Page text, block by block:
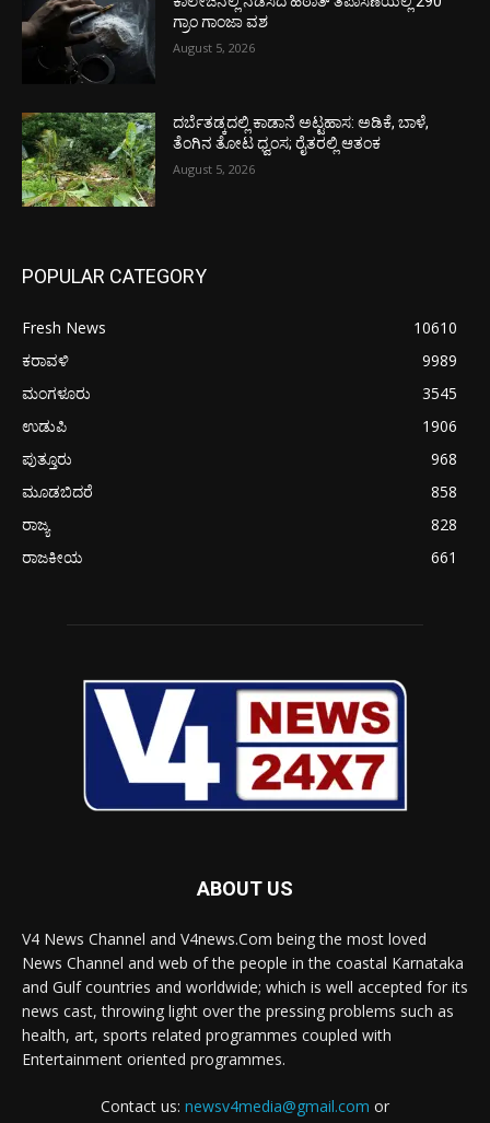
ಗ್ರಾಂ ಗಾಂಜಾ ವಶ
August 5, 2026
ದರ್ಬೆತಡ್ಕದಲ್ಲಿ ಕಾಡಾನೆ ಅಟ್ಟಹಾಸ: ಅಡಿಕೆ, ಬಾಳೆ,
ತೆಂಗಿನ ತೋಟ ಧ್ವಂಸ; ರೈತರಲ್ಲಿ ಆತಂಕ
August 5, 2026
POPULAR CATEGORY
Fresh News
10610
ಕರಾವಳಿ
9989
ಮಂಗಳೂರು
3545
ಉಡುಪಿ
1906
ಪುತ್ತೂರು
968
ಮೂಡಬಿದರೆ
858
ರಾಜ್ಯ
828
ರಾಜಕೀಯ
661
ABOUT US
V4 News Channel and V4news.Com being the most loved
News Channel and web of the people in the coastal Karnataka
and Gulf countries and worldwide; which is well accepted for its
news cast, throwing light over the pressing problems such as
health, art, sports related programmes coupled with
Entertainment oriented programmes.
Contact us: newsv4media@gmail.com or